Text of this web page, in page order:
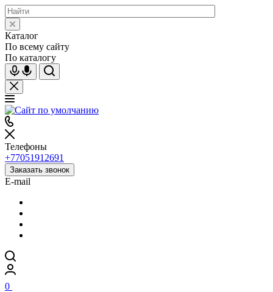
Каталог
По всему сайту
По каталогу
Телефоны
+77051912691
Заказать звонок
E-mail
0